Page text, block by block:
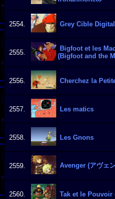
2554. Grey Cible
2555.
Bigfoot et les
(Bigfoot and the
2556. Cherchez la
2557. Les matics
2558. Les Gnons
2559. Avenger (アヴェ
2560. Tak et le Pouvoir